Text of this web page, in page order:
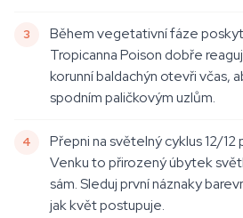
Během vegetativní fáze
Tropicanna Poison dobře
korunní baldachýn otevři včas,
spodním paličkovým uzlům.
Přepni na světelný cyklus 12/12
Venku to přirozený úbytek
sám. Sleduj první náznaky
jak květ postupuje.